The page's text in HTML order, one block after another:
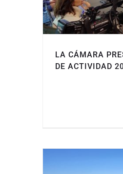
LA CÁMARA
DE ACTIVIDAD